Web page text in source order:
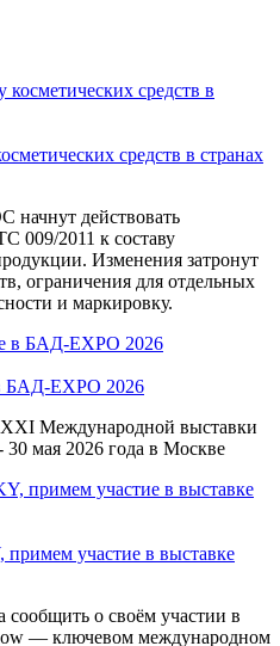
средств в странах
начнут действовать
009/2011 к составу
Изменения затронут
ограничения для отдельных
и маркировку.
БАД-EXPO 2026
Международной выставки
мая 2026 года в Москве
участие в выставке
сообщить о своём участии в
— ключевом международном